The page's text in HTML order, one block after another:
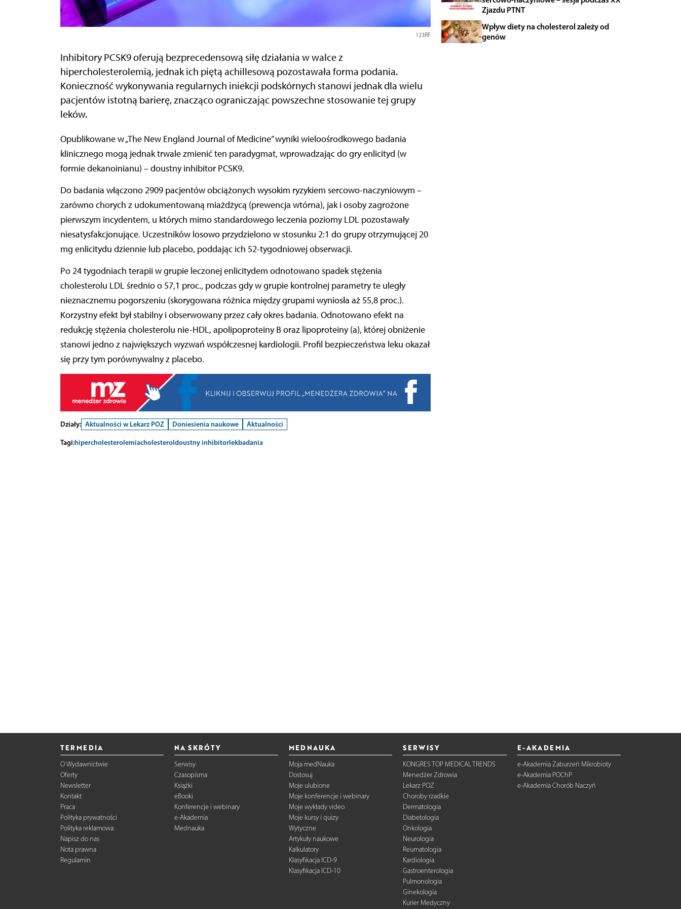
123RF
Inhibitory PCSK9 oferują bezprecedensową siłę działania w walce z
hipercholesterolemią, jednak ich piętą achillesową pozostawała forma podania.
Konieczność wykonywania regularnych iniekcji podskórnych stanowi jednak dla wielu
pacjentów istotną barierę, znacząco ograniczając powszechne stosowanie tej grupy
leków.
Opublikowane w „The New England Journal of Medicine” wyniki wieloośrodkowego badania
klinicznego mogą jednak trwale zmienić ten paradygmat, wprowadzając do gry enlicityd (w
formie dekanoinianu) – doustny inhibitor PCSK9.
Do badania włączono 2909 pacjentów obciążonych wysokim ryzykiem sercowo-naczyniowym –
zarówno chorych z udokumentowaną miażdżycą (prewencja wtórna), jak i osoby zagrożone
pierwszym incydentem, u których mimo standardowego leczenia poziomy LDL pozostawały
niesatysfakcjonujące. Uczestników losowo przydzielono w stosunku 2:1 do grupy otrzymującej 20
mg enlicitydu dziennie lub placebo, poddając ich 52-tygodniowej obserwacji.
Po 24 tygodniach terapii w grupie leczonej enlicitydem odnotowano spadek stężenia
cholesterolu LDL średnio o 57,1 proc., podczas gdy w grupie kontrolnej parametry te uległy
nieznacznemu pogorszeniu (skorygowana różnica między grupami wyniosła aż 55,8 proc.).
Korzystny efekt był stabilny i obserwowany przez cały okres badania. Odnotowano efekt na
redukcję stężenia cholesterolu nie-HDL, apolipoproteiny B oraz lipoproteiny (a), której obniżenie
stanowi jedno z największych wyzwań współczesnej kardiologii. Profil bezpieczeństwa leku okazał
się przy tym porównywalny z placebo.
Działy: Aktualności w Lekarz POZ Doniesienia naukowe
Aktualności
Tagi:hipercholesterolemiacholesteroldoustny inhibitorlekbadania
Zjazdu PTNT
Wpływ diety na cholesterol zależy od
genów
TERMEDIA
O Wydawnictwie
Oferty
Newsletter
Kontakt
Praca
Polityka prywatności
Polityka reklamowa
Napisz do nas
Nota prawna
Regulamin
NA SKRÓTY
Serwisy
Czasopisma
Książki
eBooki
Konferencje i webinary
e-Akademia
Mednauka
MEDNAUKA
Moja medNauka
Dostosuj
Moje ulubione
Moje konferencje i webinary
Moje wykłady video
Moje kursy i quizy
Wytyczne
Artykuły naukowe
Kalkulatory
Klasyfikacja ICD-9
Klasyfikacja ICD-10
SERWISY
KONGRES TOP MEDICAL TRENDS
Menedżer Zdrowia
Lekarz POZ
Choroby rzadkie
Dermatologia
Diabetologia
Onkologia
Neurologia
Reumatologia
Kardiologia
Gastroenterologia
Pulmonologia
Ginekologia
Kurier Medyczny
E-AKADEMIA
e-Akademia Zaburzeń Mikrobioty
e-Akademia POChP
e-Akademia Chorób Naczyń